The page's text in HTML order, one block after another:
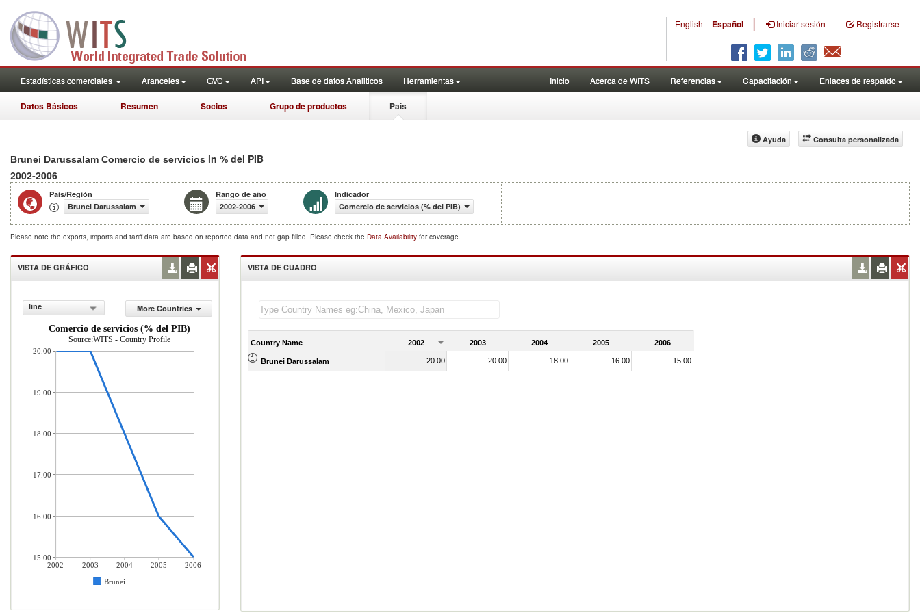
English Español | Iniciar sesión Registrarse
Estadísticas comerciales Aranceles GVC API Base de datos Analiticos Herramientas Inicio Acerca de WITS Referencias Capacitación Enlaces de respaldo
Datos Básicos Resumen Socios Grupo de productos País
Consulta personalizada
Ayuda
Brunei Darussalam Comercio de servicios in % del PIB
2002-2006
País/Región
Brunei Darussalam
Rango de año
2002-2006
Indicador
Comercio de servicios (% del PIB)
Please note the exports, imports and tariff data are based on reported data and not gap filled. Please check the Data Availability for coverage.
VISTA DE GRÁFICO
line
More Countries
Comercio de servicios (% del PIB)
Source:WITS - Country Profile
2002 2003 2004 2005
2006
Brunei...
20.00
19.00
18.00
17.00
16.00
15.00
VISTA DE CUADRO
Country Name 2002 2003 2004 2005 2006
Brunei Darussalam 20.00 20.00 18.00 16.00 15.00